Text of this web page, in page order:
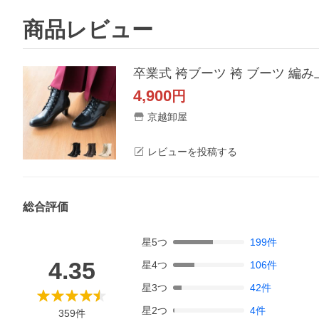
商品レビュー
卒業式 袴ブーツ 袴 ブーツ 編
4,900円
京越卸屋
レビューを投稿する
総合評価
4.35
359件
星5つ 199件
星4つ 106件
星3つ 42件
星2つ 4件